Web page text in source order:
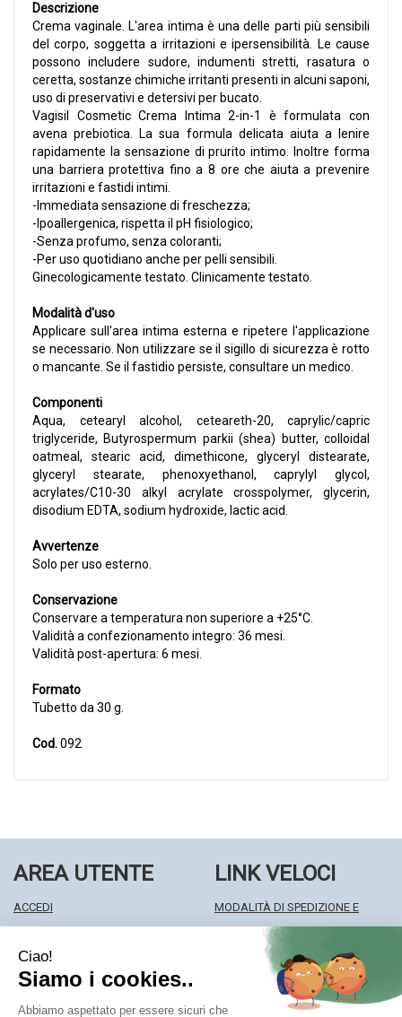
Descrizione
Crema vaginale. L'area intima è una delle parti più sensibili
del corpo, soggetta a irritazioni e ipersensibilità. Le cause
possono includere sudore, indumenti stretti, rasatura o
ceretta, sostanze chimiche irritanti presenti in alcuni saponi,
uso di preservativi e detersivi per bucato.
Vagisil Cosmetic Crema Intima 2-in-1 è formulata con
avena prebiotica. La sua formula delicata aiuta a lenire
rapidamente la sensazione di prurito intimo. Inoltre forma
una barriera protettiva fino a 8 ore che aiuta a prevenire
irritazioni e fastidi intimi.
-Immediata sensazione di freschezza;
-Ipoallergenica, rispetta il pH fisiologico;
-Senza profumo, senza coloranti;
-Per uso quotidiano anche per pelli sensibili.
Ginecologicamente testato. Clinicamente testato.
Modalità d'uso
Applicare sull'area intima esterna e ripetere l'applicazione
se necessario. Non utilizzare se il sigillo di sicurezza è rotto
o mancante. Se il fastidio persiste, consultare un medico.
Componenti
Aqua, cetearyl alcohol, ceteareth-20, caprylic/capric
triglyceride, Butyrospermum parkii (shea) butter, colloidal
oatmeal, stearic acid, dimethicone, glyceryl distearate,
glyceryl stearate, phenoxyethanol, caprylyl glycol,
acrylates/C10-30 alkyl acrylate crosspolymer, glycerin,
disodium EDTA, sodium hydroxide, lactic acid.
Avvertenze
Solo per uso esterno.
Conservazione
Conservare a temperatura non superiore a +25°C.
Validità a confezionamento integro: 36 mesi.
Validità post-apertura: 6 mesi.
Formato
Tubetto da 30 g.
Cod.092
AREA UTENTE
ACCEDI
WISHLIST
ISCRIZIONE ALLA NEWSLETTER
LINK VELOCI
MODALITÀ DI SPEDIZIONE E
MODALITÀ DI PAGAMENTO
INFORMATIVA PRIVACY
CONDIZIONI DI VENDITA